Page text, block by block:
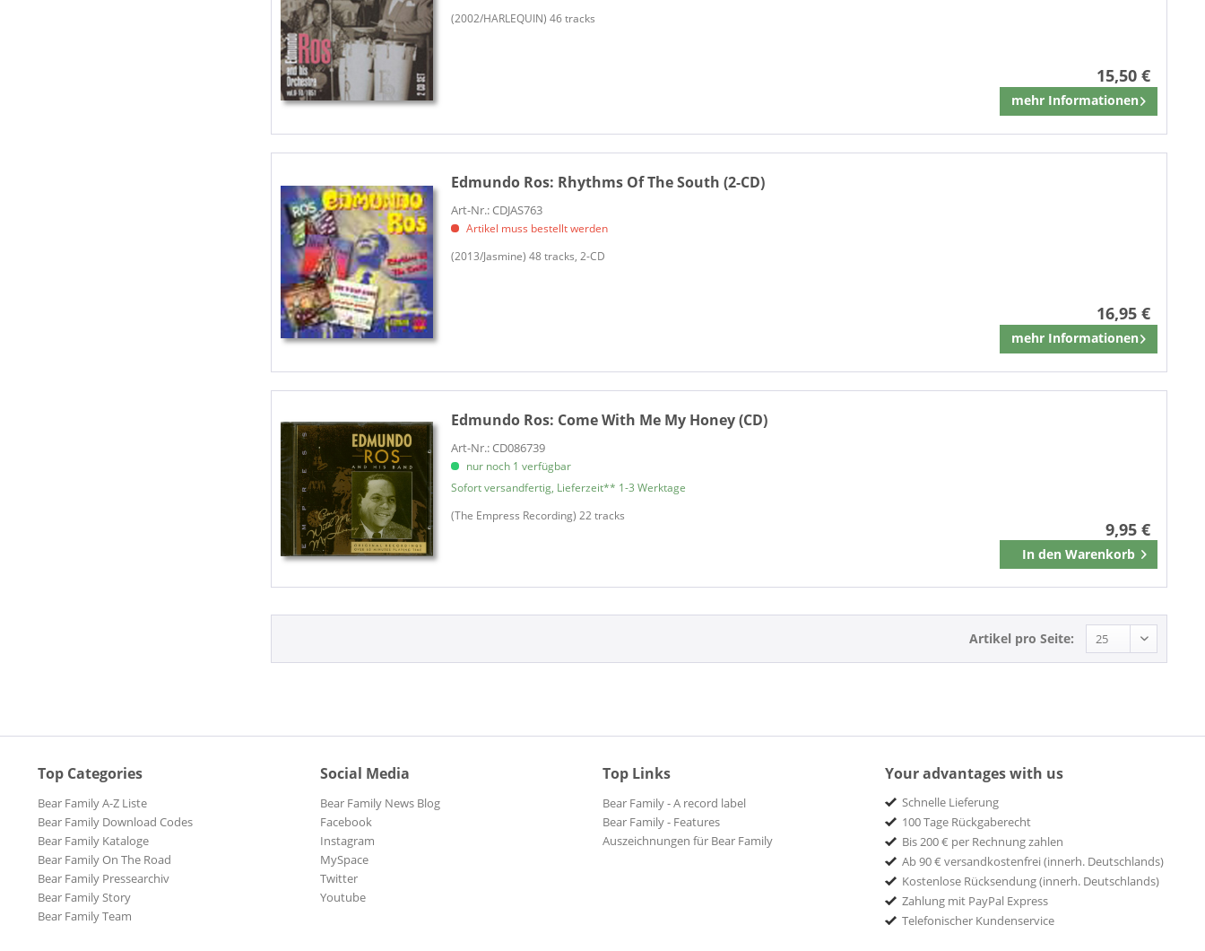
(2002/HARLEQUIN) 46 tracks
15,50 €
mehr Informationen
Merken
Edmundo Ros: Rhythms Of The South (2-CD)
Art-Nr.: CDJAS763
Artikel muss bestellt werden
(2013/Jasmine) 48 tracks, 2-CD
16,95 €
mehr Informationen
Merken
Edmundo Ros: Come With Me My Honey (CD)
Art-Nr.: CD086739
nur noch 1 verfügbar
Sofort versandfertig, Lieferzeit** 1-3 Werktage
(The Empress Recording) 22 tracks
9,95 €
In den Warenkorb
Merken
Artikel pro Seite:
Top Categories
Bear Family A-Z Liste
Bear Family Download Codes
Bear Family Kataloge
Bear Family On The Road
Bear Family Pressearchiv
Bear Family Story
Bear Family Team
Social Media
Bear Family News Blog
Facebook
Instagram
MySpace
Twitter
Youtube
Top Links
Bear Family - A record label
Bear Family - Features
Auszeichnungen für Bear Family
Your advantages with us
Schnelle Lieferung
100 Tage Rückgaberecht
Bis 200 € per Rechnung zahlen
Ab 90 € versandkostenfrei (innerh. Deutschlands)
Kostenlose Rücksendung (innerh. Deutschlands)
Zahlung mit PayPal Express
Telefonischer Kundenservice